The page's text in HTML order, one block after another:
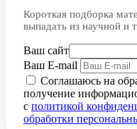
Короткая подборка
выпадать из научной и
Ваш сайт
Ваш E-mail
Соглашаюсь на
получение
с политикой
обработки